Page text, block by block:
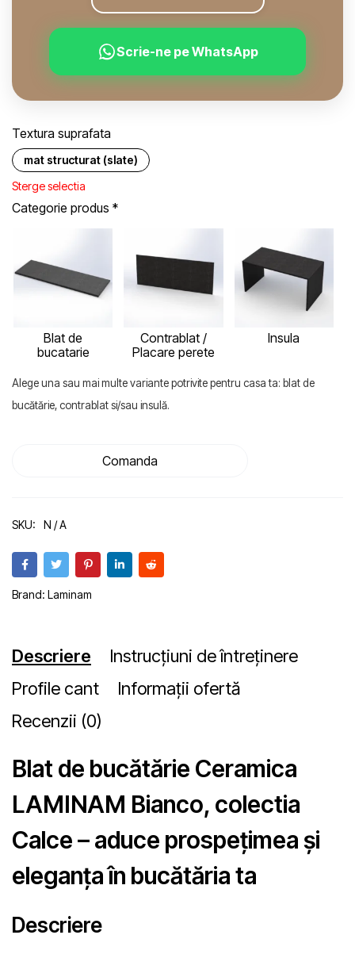
Scrie-ne pe WhatsApp
Textura suprafata
mat structurat (slate)
Sterge selectia
Categorie produs *
Blat de
bucatarie
Contrablat /
Placare perete
Insula
Alege una sau mai multe variante potrivite pentru casa ta: blat de
bucătărie, contrablat si/sau insulă.
Comanda
SKU: N / A
Brand: Laminam
Descriere
Instrucțiuni de întreținere
Profile cant
Informații ofertă
Recenzii (0)
Blat de bucătărie Ceramica
LAMINAM Bianco, colectia
Calce – aduce prospeţimea și
eleganța în bucătăria ta
Descriere